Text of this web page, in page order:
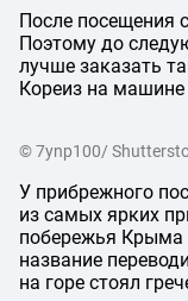
После посещения
Поэтому до
лучше заказать
Кореиз на машине
© 7ynp100/
У прибрежного
из самых ярких
побережья Крыма
название
на горе стоял